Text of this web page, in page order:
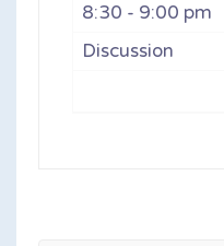
8:30 - 9:00 pm
Discussion